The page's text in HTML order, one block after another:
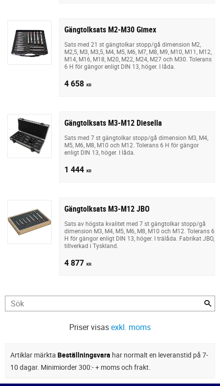
Gängtolksats M2-M30 Gimex
Sats med 21 st gängtolkar stopp/gå dimension M2,
M2,5, M3, M3,5, M4, M5, M6, M7, M8, M9, M10, M11, M12,
M14, M16, M18, M20, M22, M24, M27 och M30. Tolerans
6 H för gängor enligt DIN 13, höger. I låda.
4 658 KR
Gängtolksats M3-M12 Diesella
Sats med 7 st gängtolkar stopp/gå dimension M3, M4,
M5, M6, M8, M10 och M12. Tolerans 6 H för gängor
enligt DIN 13, höger. I låda.
1 444 KR
Gängtolksats M3-M12 JBO
Sats av högsta kvalitet med 7 st gängtolkar stopp/gå
dimension M3, M4, M5, M6, M8, M10 och M12. Tolerans 6
H för gängor enligt DIN 13, höger. I trälåda. Fabrikat JBO,
tillverkad i Tyskland.
4 877 KR
Priser visasexkl. moms
Artiklar märkta Beställningsvara har normalt en leveranstid på 7-
10 dagar. Minimiorder 300:- + moms och frakt.